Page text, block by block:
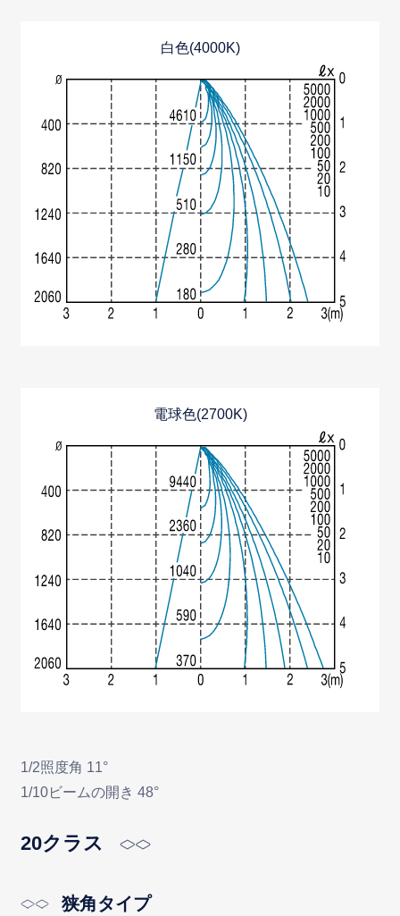
白色(4000K)
電球色(2700K)
1/2照度角 11°
1/10ビームの開き 48°
20クラス
狭角タイプ